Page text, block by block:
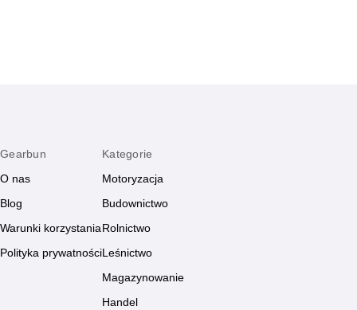
Gearbun
O nas
Blog
Warunki korzystania
Polityka prywatności
Kategorie
Motoryzacja
Budownictwo
Rolnictwo
Leśnictwo
Magazynowanie
Handel